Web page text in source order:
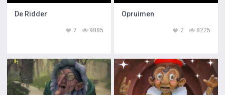
De Ridder
9885
7
Opruimen
8225
2